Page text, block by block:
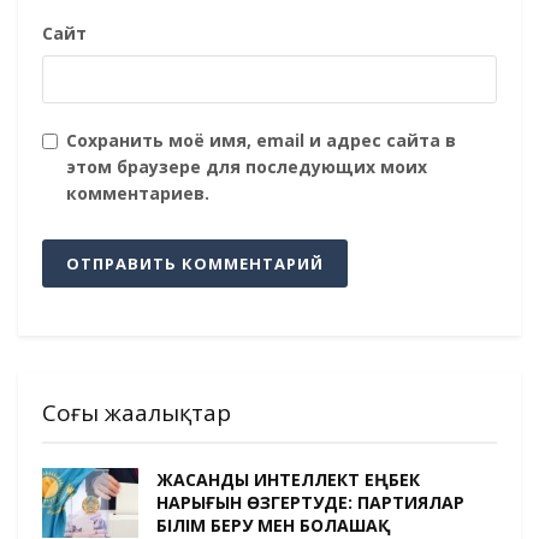
Сайт
Сохранить моё имя, email и адрес сайта в
этом браузере для последующих моих
комментариев.
Соңғы жаңалықтар
ЖАСАНДЫ ИНТЕЛЛЕКТ ЕҢБЕК
НАРЫҒЫН ӨЗГЕРТУДЕ: ПАРТИЯЛАР
БІЛІМ БЕРУ МЕН БОЛАШАҚ